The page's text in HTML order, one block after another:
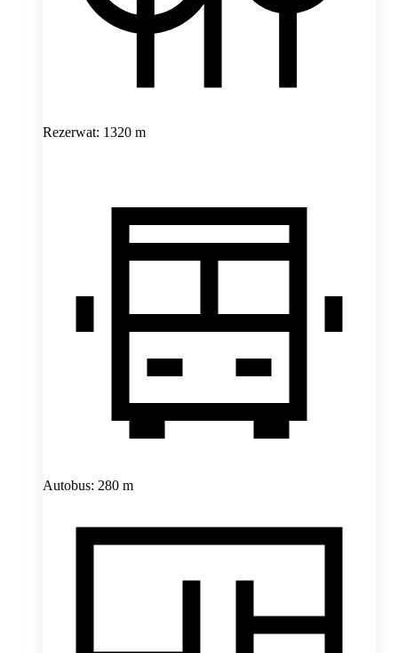
Rezerwat: 1320 m
Autobus: 280 m